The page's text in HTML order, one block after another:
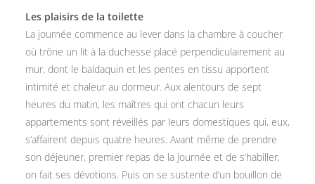
Les plaisirs de la toilette
La journée commence au lever dans la chambre à coucher
où trône un lit à la duchesse placé perpendiculairement au
mur, dont le baldaquin et les pentes en tissu apportent
intimité et chaleur au dormeur. Aux alentours de sept
heures du matin, les maîtres qui ont chacun leurs
appartements sont réveillés par leurs domestiques qui, eux,
s’affairent depuis quatre heures. Avant même de prendre
son déjeuner, premier repas de la journée et de s’habiller,
on fait ses dévotions. Puis on se sustente d’un bouillon de